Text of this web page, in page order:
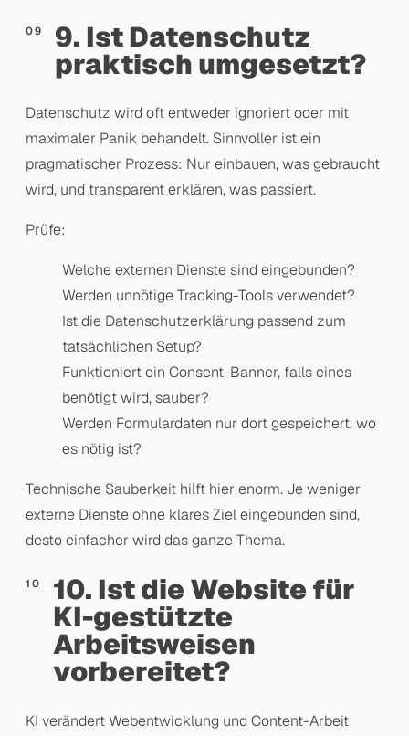
9. Ist Datenschutz
praktisch umgesetzt?
Datenschutz wird oft entweder ignoriert oder mit
maximaler Panik behandelt. Sinnvoller ist ein
pragmatischer Prozess: Nur einbauen, was gebraucht
wird, und transparent erklären, was passiert.
Prüfe:
Welche externen Dienste sind eingebunden?
Werden unnötige Tracking-Tools verwendet?
Ist die Datenschutzerklärung passend zum
tatsächlichen Setup?
Funktioniert ein Consent-Banner, falls eines
benötigt wird, sauber?
Werden Formulardaten nur dort gespeichert, wo
es nötig ist?
Technische Sauberkeit hilft hier enorm. Je weniger
externe Dienste ohne klares Ziel eingebunden sind,
desto einfacher wird das ganze Thema.
10. Ist die Website für
KI-gestützte
Arbeitsweisen
vorbereitet?
KI verändert Webentwicklung und Content-Arbeit